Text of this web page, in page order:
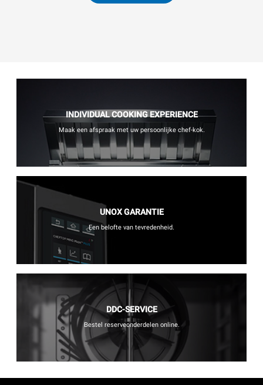
INDIVIDUAL COOKING EXPERIENCE
Maak een afspraak met uw persoonlijke chef-kok.
UNOX GARANTIE
Een belofte van tevredenheid.
DDC-SERVICE
Bestel reserveonderdelen online.